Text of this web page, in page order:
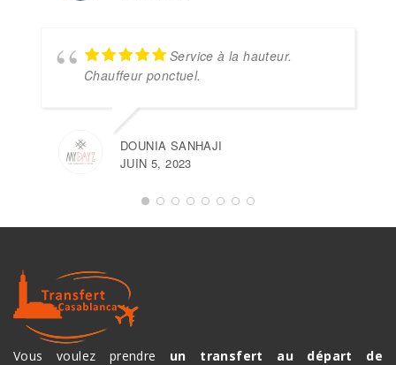
Service à la hauteur.
Chauffeur ponctuel.
DOUNIA SANHAJI
JUIN 5, 2023
Vous voulez prendre un transfert au départ de